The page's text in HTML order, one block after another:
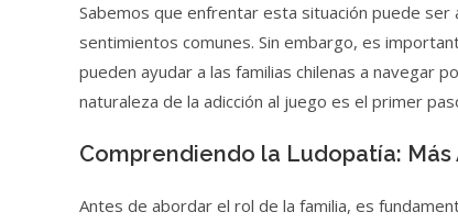
Sabemos que enfrentar esta situación puede
sentimientos comunes. Sin embargo, es
pueden ayudar a las familias chilenas a navegar
naturaleza de la adicción al juego es el primer
Comprendiendo la Ludopatía: Más
Antes de abordar el rol de la familia, es